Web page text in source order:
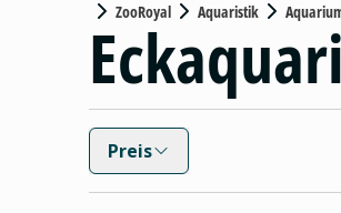
ZooRoyal Aquaristik
Preis